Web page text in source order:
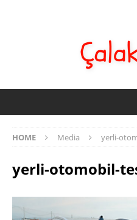
HOME Media yerli-
yerli-otomobil-